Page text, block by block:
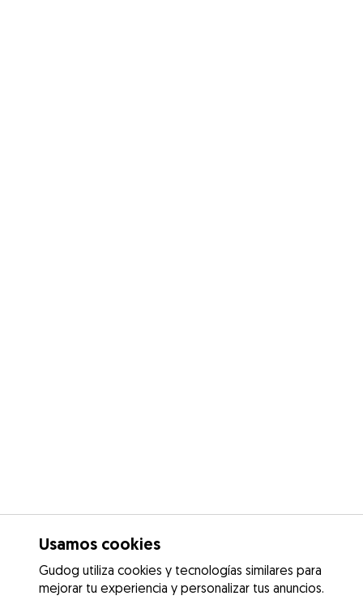
Usamos cookies
Gudog utiliza cookies y tecnologías similares para
mejorar tu experiencia y personalizar tus anuncios.